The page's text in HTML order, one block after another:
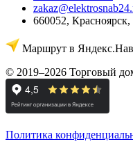
660052, Красноярск,
Маршрут в
© 2019–2026 Торговый
Политика